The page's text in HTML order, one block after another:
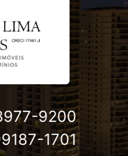
9200
1701